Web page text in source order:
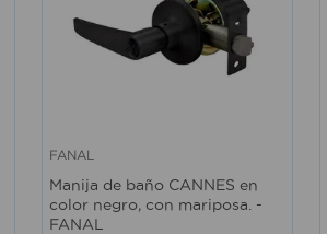
Vista rápida
FANAL
Manija de baño CANNES en
color negro, con mariposa. -
FANAL